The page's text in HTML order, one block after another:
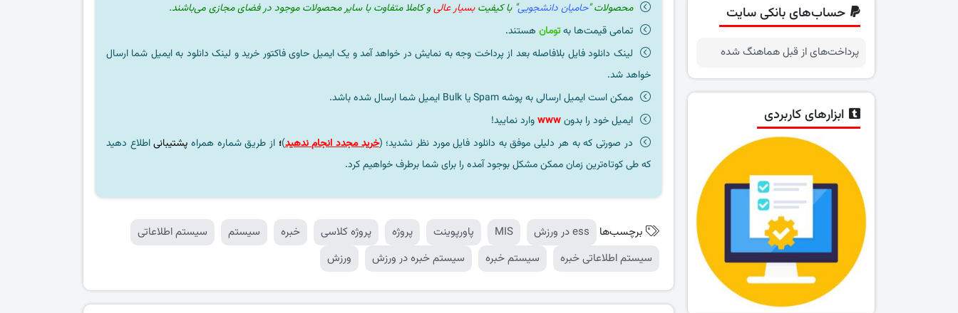
محصولات "حامیان دانشجویی" با کیفیت بسیار عالی و کاملا متفاوت با سایر محصولات موجود در فضای مجازی می‌باشند.
تمامی قیمت‌ها بهتومان هستند.
لینک دانلود فایل بلافاصله بعد از پرداخت وجه به نمایش در خواهد آمد و یک ایمیل حاوی فاکتور خرید و لینک دانلود به ایمیل شما ارسال
خواهد شد.
ممکن است ایمیل ارسالی به پوشه Spam یا Bulk ایمیل شما ارسال شده باشد.
ایمیل خود را بدونwww وارد نمایید!
در صورتی که به هر دلیلی موفق به دانلود فایل مورد نظر نشدید؛ (خرید مجدد انجام ندهید)؛ از طریق شماره همراه پشتیبانیاطلاع دهید
که طی کوتاه‌ترین زمان ممکن مشکل بوجود آمده را برای شما برطرف خواهیم کرد.
برچسب‌ها ess در ورزش MIS پاورپوینت پروژه پروژه کلاسی خبره سیستم
سیستم اطلاعاتی
سیستم اطلاعاتی خبره
سیستم خبره سیستم خبره در ورزش ورزش
حساب‌های بانکی سایت
پرداخت‌های از قبل هماهنگ شده
ابزارهای کاربردی